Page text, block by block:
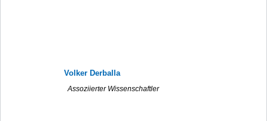
Volker Derballa
Assoziierter Wissenschaftler